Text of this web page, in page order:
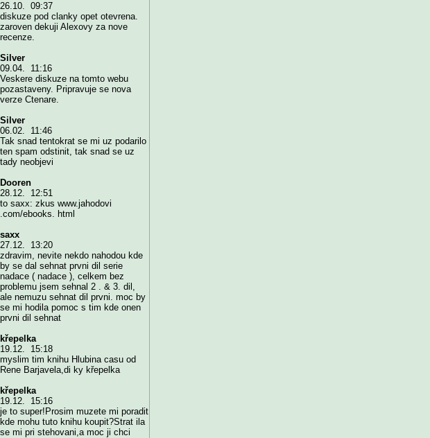
26.10. 09:37
diskuze pod clanky opet otevrena.
zaroven dekuji Alexovy za nove
recenze.
Silver
09.04. 11:16
Veskere diskuze na tomto webu
pozastaveny. Pripravuje se nova
verze Ctenare.
Silver
06.02. 11:46
Tak snad tentokrat se mi uz podarilo
ten spam odstinit, tak snad se uz
tady neobjevi
Dooren
28.12. 12:51
to saxx: zkus www.jahodovi
.com/ebooks. html
saxx
27.12. 13:20
zdravim, nevite nekdo nahodou kde
by se dal sehnat prvni dil serie
nadace ( nadace ), celkem bez
problemu jsem sehnal 2 . & 3. dil,
ale nemuzu sehnat dil prvni. moc by
se mi hodila pomoc s tim kde onen
prvni dil sehnat
křepelka
19.12. 15:18
myslim tim knihu Hlubina casu od
Rene Barjavela,di ky křepelka
křepelka
19.12. 15:16
je to super!Prosim muzete mi poradit
kde mohu tuto knihu koupit?Strat ila
se mi pri stehovani,a moc ji chci